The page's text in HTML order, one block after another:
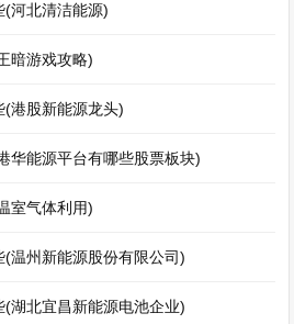
(河北清洁能源)
暗游戏攻略)
(港股新能源龙头)
华能源平台有哪些股票板块)
室气体利用)
温州新能源股份有限公司)
湖北宜昌新能源电池企业)